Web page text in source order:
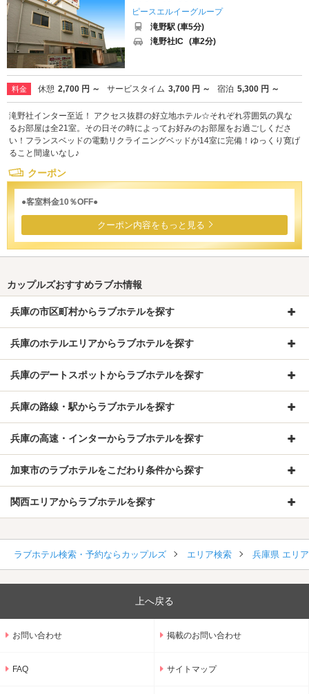
ピースエルイーグループ
滝野駅 (車5分)
滝野社IC (車2分)
料金 休憩 2,700 円 ～ サービスタイム 3,700 円 ～ 宿泊 5,300 円 ～
滝野社インター至近！ アクセス抜群の好立地ホテル☆それぞれ雰囲気の異な
るお部屋は全21室。その日その時によってお好みのお部屋をお過ごしくださ
い！フランスベッドの電動リクライニングベッドが14室に完備！ゆっくり寛げ
ること間違いなし♪
クーポン
●客室料金10％OFF●
クーポン内容をもっと見る
カップルズおすすめラブホ情報
兵庫の市区町村からラブホテルを探す
兵庫のホテルエリアからラブホテルを探す
兵庫のデートスポットからラブホテルを探す
兵庫の路線・駅からラブホテルを探す
兵庫の高速・インターからラブホテルを探す
加東市のラブホテルをこだわり条件から探す
関西エリアからラブホテルを探す
ラブホテル検索・予約ならカップルズ エリア検索 兵庫県 エリ
上へ戻る
お問い合わせ 掲載のお問い合わせ
FAQ サイトマップ